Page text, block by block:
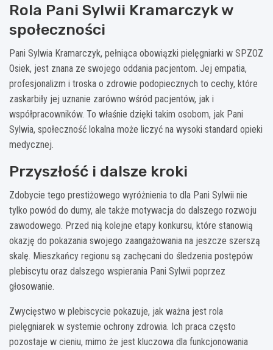
Rola Pani Sylwii Kramarczyk w
społeczności
Pani Sylwia Kramarczyk, pełniąca obowiązki pielęgniarki w SPZOZ
Osiek, jest znana ze swojego oddania pacjentom. Jej empatia,
profesjonalizm i troska o zdrowie podopiecznych to cechy, które
zaskarbiły jej uznanie zarówno wśród pacjentów, jak i
współpracowników. To właśnie dzięki takim osobom, jak Pani
Sylwia, społeczność lokalna może liczyć na wysoki standard opieki
medycznej.
Przyszłość i dalsze kroki
Zdobycie tego prestiżowego wyróżnienia to dla Pani Sylwii nie
tylko powód do dumy, ale także motywacja do dalszego rozwoju
zawodowego. Przed nią kolejne etapy konkursu, które stanowią
okazję do pokazania swojego zaangażowania na jeszcze szerszą
skalę. Mieszkańcy regionu są zachęcani do śledzenia postępów
plebiscytu oraz dalszego wspierania Pani Sylwii poprzez
głosowanie.
Zwycięstwo w plebiscycie pokazuje, jak ważna jest rola
pielęgniarek w systemie ochrony zdrowia. Ich praca często
pozostaje w cieniu, mimo że jest kluczowa dla funkcjonowania